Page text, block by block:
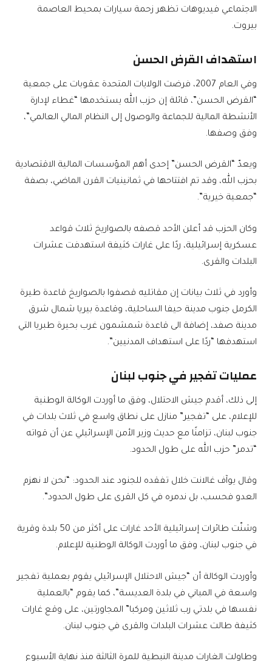
الاجتماعي فيديوهات تظهر زحمة سيارات بمحيط العاصمة
بيروت.
استهداف القرض الحسن
وفي العام 2007، فرضت الولايات المتحدة عقوبات على جمعية
“القرض الحسن”، قائلة إن حزب الله يستخدمها “غطاء لإدارة
الأنشطة المالية للجماعة والوصول إلى النظام المالي العالمي”،
وفق وصفها.
ويعدّ “القرض الحسن” إحدى أهم المؤسسات المالية الاقتصادية
بحزب الله، وقد تم افتتاحها في ثمانينيات القرن الماضي، بصفة
“جمعية خيرية”.
وكان الحزب قد أعلن الأحد قصفه بالصواريخ ثلاث قواعد
عسكرية إسرائيلية، ردًا على غارات كثيفة استهدفت عشرات
البلدات والقرى.
وأورد في ثلاث بيانات إن مقاتليه قصفوا بالصواريخ قاعدة طيرة
الكرمل جنوب مدينة حيفا الساحلية، وقاعدة بيريا شمال شرق
مدينة صفد، إضافة الى قاعدة شمشمون غرب بحيرة طبريا التي
استهدفها “ردًا على استهداف المدنيين”.
عمليات تفجير في جنوب لبنان
إلى ذلك، أقدم جيش الاحتلال، وفق ما أوردت الوكالة الوطنية
للإعلام، على “تفجير” منازل على نطاق واسع في ثلاث بلدات في
جنوب لبنان، تزامنًا مع حديث وزير الأمن الإسرائيلي عن أن قواته
“تدمر” حزب الله على طول الحدود.
وقال يوآف غالانت خلال تفقده للجنود عند الحدود: “نحن لا نهزم
العدو فحسب، بل ندمره في كل القرى على طول الحدود”.
وشنّت طائرات إسرائيلية الأحد غارات على أكثر من 50 بلدة وقرية
في جنوب لبنان، وفق ما أوردت الوكالة الوطنية للإعلام.
وأوردت الوكالة أن “جيش الاحتلال الإسرائيلي يقوم بعملية تفجير
واسعة في المباني في بلدة العديسة”، كما يقوم “بالعملية
نفسها في بلدتي رب ثلاثين ومركبا” المجاورتين، على وقع غارات
كثيفة طالت عشرات البلدات والقرى في جنوب لبنان.
وطاولت الغارات مدينة النبطية للمرة الثالثة منذ نهاية الأسبوع